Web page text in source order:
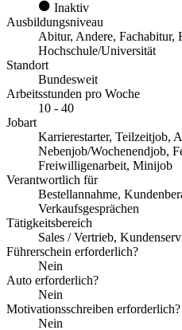
Inaktiv
Ausbildungsniveau
Abitur, Andere, Fachabitur,
Hochschule/Universität
Standort
Bundesweit
Arbeitsstunden pro Woche
10 - 40
Jobart
Karrierestarter, Teilzeitjob,
Nebenjob/Wochenendjob,
Freiwilligenarbeit, Minijob
Verantwortlich für
Bestellannahme,
Verkaufsgesprächen
Tätigkeitsbereich
Sales / Vertrieb,
Führerschein erforderlich?
Nein
Auto erforderlich?
Nein
Motivationsschreiben erforderlich?
Nein